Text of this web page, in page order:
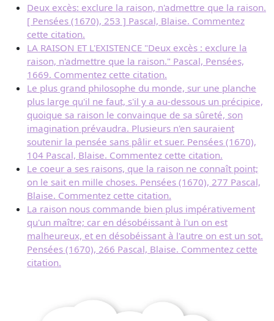
Deux excès: exclure la raison, n'admettre que la raison.
[ Pensées (1670), 253 ] Pascal, Blaise. Commentez
cette citation.
LA RAISON ET L'EXISTENCE "Deux excès : exclure la
raison, n'admettre que la raison." Pascal, Pensées,
1669. Commentez cette citation.
Le plus grand philosophe du monde, sur une planche
plus large qu'il ne faut, s'il y a au-dessous un précipice,
quoique sa raison le convainque de sa sûreté, son
imagination prévaudra. Plusieurs n'en sauraient
soutenir la pensée sans pâlir et suer. Pensées (1670),
104 Pascal, Blaise. Commentez cette citation.
Le coeur a ses raisons, que la raison ne connaît point;
on le sait en mille choses. Pensées (1670), 277 Pascal,
Blaise. Commentez cette citation.
La raison nous commande bien plus impérativement
qu'un maître; car en désobéissant à l'un on est
malheureux, et en désobéissant à l'autre on est un sot.
Pensées (1670), 266 Pascal, Blaise. Commentez cette
citation.